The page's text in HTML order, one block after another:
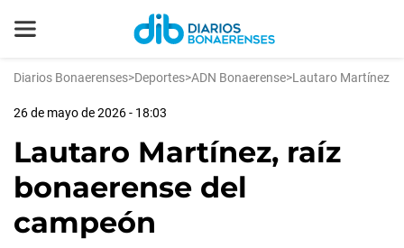
Diarios Bonaerenses>Deportes>ADN Bonaerense>Lautaro Martínez
26 de mayo de 2026 - 18:03
Lautaro Martínez, raíz
bonaerense del
campeón